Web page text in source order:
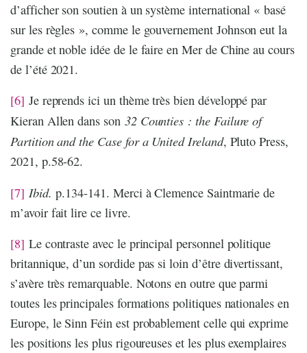
d’afficher son soutien à un système international « basé
sur les règles », comme le gouvernement Johnson eut la
grande et noble idée de le faire en Mer de Chine au cours
de l’été 2021.
[6] Je reprends ici un thème très bien développé par
Kieran Allen dans son 32 Counties : the Failure of
Partition and the Case for a United Ireland, Pluto Press,
2021, p.58-62.
[7] Ibid. p.134-141. Merci à Clemence Saintmarie de
m’avoir fait lire ce livre.
[8] Le contraste avec le principal personnel politique
britannique, d’un sordide pas si loin d’être divertissant,
s’avère très remarquable. Notons en outre que parmi
toutes les principales formations politiques nationales en
Europe, le Sinn Féin est probablement celle qui exprime
les positions les plus rigoureuses et les plus exemplaires